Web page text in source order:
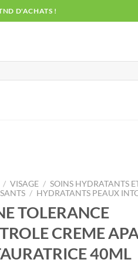
D'ACHATS !
/ VISAGE / SOINS HYDRATANTS
/ HYDRATANTS PEAUX
TOLERANCE
CREME
40ML